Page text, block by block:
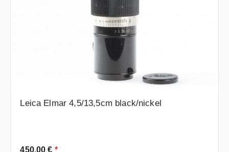
Leica Elmar 4,5/13,5cm black/nickel
Prezzo normale:
450,00 € *